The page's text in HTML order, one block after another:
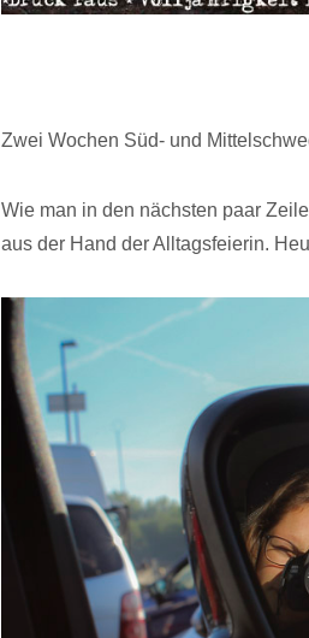
Zwei Wochen Süd- und
Wie man in den nächsten paar
aus der Hand der Alltagsfeierin.